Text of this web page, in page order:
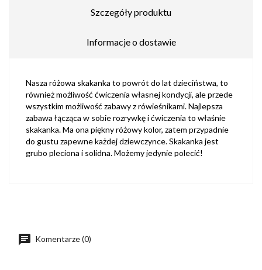
Szczegóły produktu
Informacje o dostawie
Nasza różowa skakanka to powrót do lat dzieciństwa, to
również możliwość ćwiczenia własnej kondycji, ale przede
wszystkim możliwość zabawy z rówieśnikami. Najlepsza
zabawa łącząca w sobie rozrywkę i ćwiczenia to właśnie
skakanka. Ma ona piękny różowy kolor, zatem przypadnie
do gustu zapewne każdej dziewczynce. Skakanka jest
grubo pleciona i solidna. Możemy jedynie polecić!
Komentarze (0)